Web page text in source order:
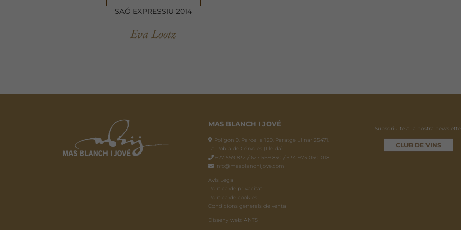
SAÓ EXPRESSIU 2014
Eva Lootz
MAS BLANCH I JOVÉ
Polígon 9, Parcel·la 129, Paratge Llinar 25471.
La Pobla de Cérvoles (Lleida)
627 559 832 / 627 559 830 / +34 973 050 018
info@masblanchijove.com
Avís Legal
Política de privacitat
Política de cookies
Condicions generals de venta
Disseny web: ANTS
Subscriu-te a la nostra
CLUB DE VINS